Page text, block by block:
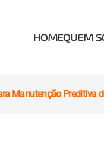
HOMEQUEM
Manutenção Preditiva